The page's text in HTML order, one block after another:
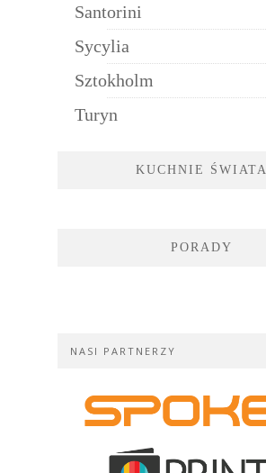
Santorini
Sycylia
Sztokholm
Turyn
KUCHNIE ŚWIATA
PORADY
NASI PARTNERZY